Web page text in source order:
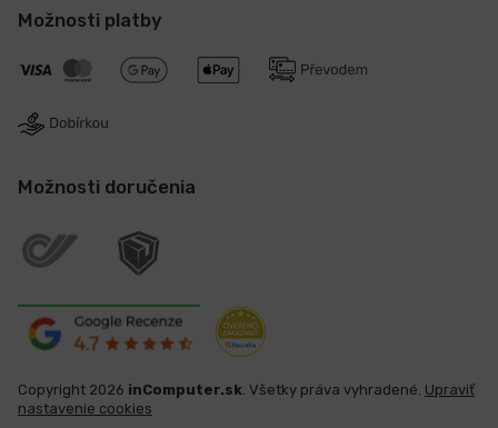
Možnosti platby
Možnosti doručenia
Copyright 2026 inComputer.sk . Všetky práva vyhradené. Upraviť
nastavenie cookies